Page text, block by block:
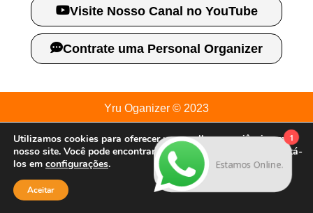
Visite Nosso Canal no YouTube
Contrate uma Personal Organizer
Yru Oganizer © 2023
CNPJ: 13.336.588/0001-09
Utilizamos cookies para oferecer uma melhor experiência em
nosso site. Você pode encontrar mais informações ou desabilitá-
los em configurações.
Aceitar
1
Estamos Online.